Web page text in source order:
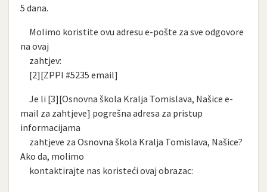
5 dana.
Molimo koristite ovu adresu e-pošte za sve odgovore
na ovaj
zahtjev:
[2][ZPPI #5235 email]
Je li [3][Osnovna škola Kralja Tomislava, Našice e-
mail za zahtjeve] pogrešna adresa za pristup
informacijama
zahtjeve za Osnovna škola Kralja Tomislava, Našice?
Ako da, molimo
kontaktirajte nas koristeći ovaj obrazac: